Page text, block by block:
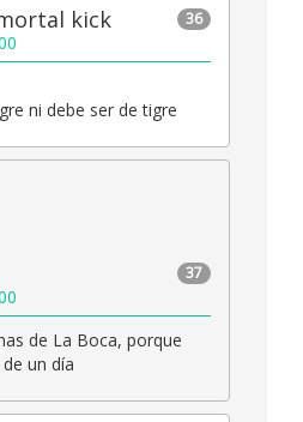
36
kick
ni debe ser de tigre
37
de La Boca, porque
un día